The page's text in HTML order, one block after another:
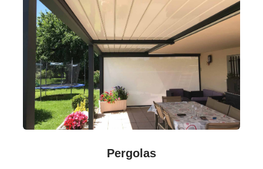
Pergolas